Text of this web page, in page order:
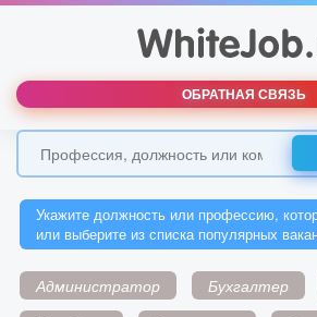
ОБРАТНАЯ СВЯЗЬ
Укажите должность или профессию,
или выберите из списка популярных
Администратор Бухгалтер